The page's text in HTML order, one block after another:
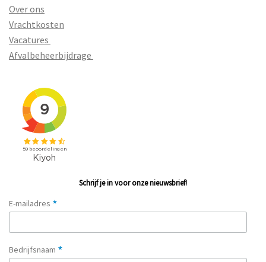
Over ons
Vrachtkosten
Vacatures
Afvalbeheerbijdrage
Schrijf je in voor onze nieuwsbrief!
E-mailadres *
Bedrijfsnaam *